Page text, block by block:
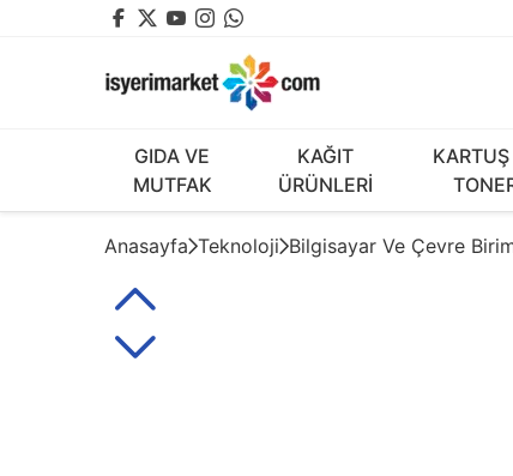
GIDA VE
MUTFAK
KAĞIT
ÜRÜNLERİ
KARTUŞ
Anasayfa Teknoloji Bilgisayar Ve Çevre